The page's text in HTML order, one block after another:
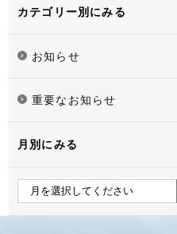
カテゴリー別にみる
お知らせ
重要なお知らせ
月別にみる